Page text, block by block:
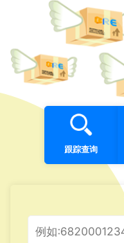
跟踪查询